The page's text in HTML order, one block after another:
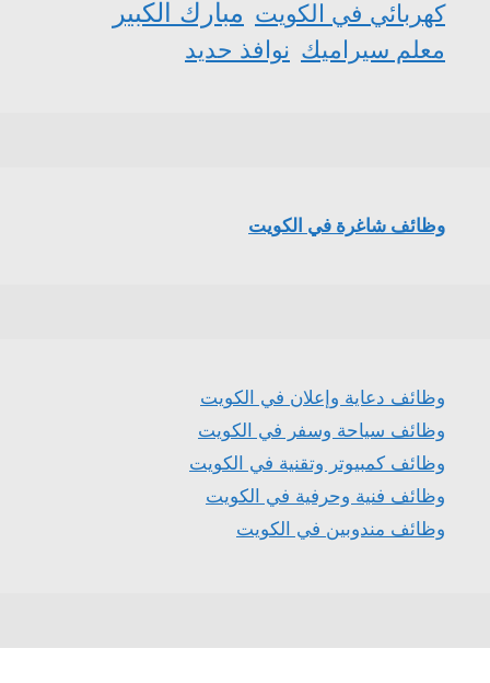
كهربائي في الكويت مبارك الكبير
معلم سيراميك نوافذ حديد
وظائف شاغرة في الكويت
وظائف دعاية وإعلان في الكويت
وظائف سياحة وسفر في الكويت
وظائف كمبيوتر وتقنية في الكويت
وظائف فنية وحرفية في الكويت
وظائف مندوبين في الكويت